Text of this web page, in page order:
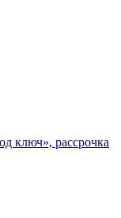
ключ», рассрочка